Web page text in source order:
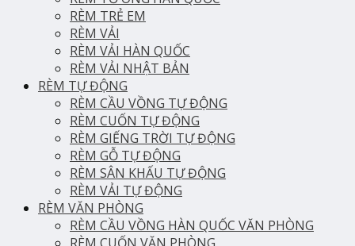
RÈM TRẺ EM
RÈM VẢI
RÈM VẢI HÀN QUỐC
RÈM VẢI NHẬT BẢN
RÈM TỰ ĐỘNG
RÈM CẦU VỒNG TỰ ĐỘNG
RÈM CUỐN TỰ ĐỘNG
RÈM GIẾNG TRỜI TỰ ĐỘNG
RÈM GỖ TỰ ĐỘNG
RÈM SÂN KHẤU TỰ ĐỘNG
RÈM VẢI TỰ ĐỘNG
RÈM VĂN PHÒNG
RÈM CẦU VỒNG HÀN QUỐC VĂN PHÒNG